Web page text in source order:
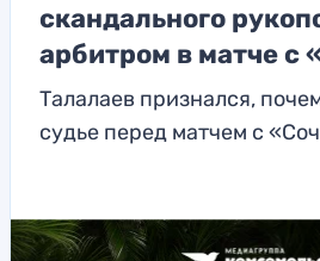
скандального
арбитром в матче с
Талалаев признался,
судье перед матчем с